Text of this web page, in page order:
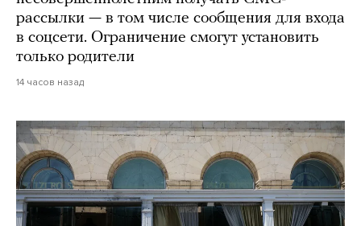
рассылки — в том числе сообщения для входа
в соцсети. Ограничение смогут установить
только родители
14 часов назад